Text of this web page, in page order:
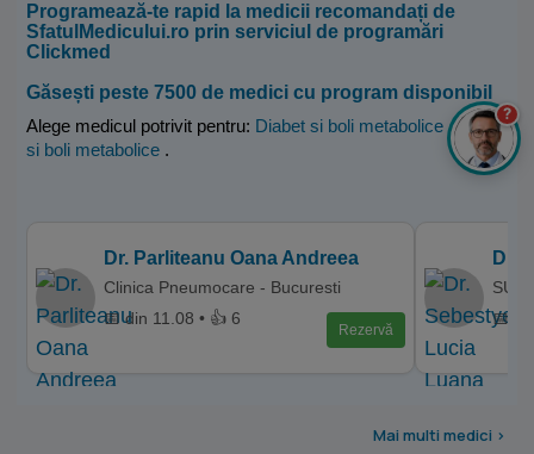
Programează-te rapid la medicii recomandați de
SfatulMedicului.ro prin serviciul de programări
Clickmed
Găsești peste 7500 de medici cu program disponibil
Alege medicul potrivit pentru: Diabet si boli metabolice,Diabet
si boli metabolice .
Dr. Parliteanu Oana Andreea
Clinica Pneumocare - Bucuresti
📅 din 11.08 • 👍 6
Rezervă
Dr.
📅
Mai multi medici >
?